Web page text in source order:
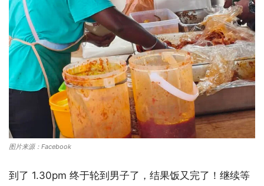
图片来源：Facebook
到了 1.30pm 终于轮到男子了，结果饭又完了！继续等